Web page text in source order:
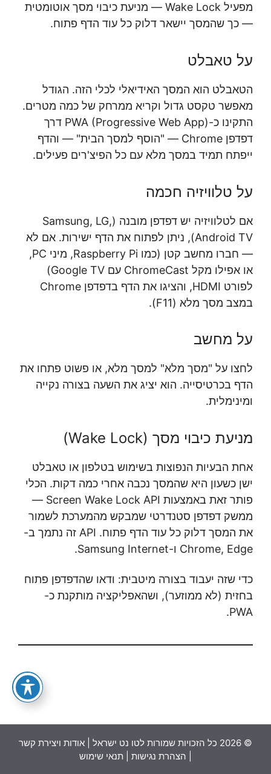
מפעיל Wake Lock — מניעת כיבוי מסך אוטומטית
— כך שהמסך יישאר דלוק כל עוד הדף פתוח.
על טאבלט
הטאבלט הוא המסך האידיאלי לכלי הזה. הגודל
מאפשר טקסט גדול וקריא ממרחק של כמה מטרים.
התקינו כ-PWA (Progressive Web App) דרך
דפדפן Chrome — "הוסף למסך הבית" — והדף
ייפתח תמיד במסך מלא עם כל הפיצ'רים פעילים.
על טלוויזיה חכמה
אם לטלוויזיה יש דפדפן מובנה (Samsung, LG,
Android TV), ניתן לפתוח את הדף ישירות. אם לא
— חברו מחשב קטן (כמו Raspberry Pi, מיני PC,
או אפילו מקל ChromeCast עם Google TV)
לפורט HDMI, והציגו את הדף בדפדפן Chrome
במצב מסך מלא (F11).
על מחשב
לחצו על "מסך מלא" למסך מלא, או פשוט פתחו את
הדף בכרטיסייה. הוא יציג את השעה בצורה נקייה
ומינימלית.
מניעת כיבוי מסך (Wake Lock)
אחת הבעיות הנפוצות בשימוש בטלפון או טאבלט
ישן כשעון היא שהמסך נכבה אחרי כמה דקות. הכלי
פותר זאת באמצעות Screen Wake Lock API —
ממשק דפדפן סטנדרטי שמבקש מהמערכת לשמור
את המסך דלוק כל עוד הדף פתוח. API זה נתמך ב-
Chrome, Edge ו-Samsung Internet.
כדי שזה יעבוד בצורה מיטבית: ודאו שהדפדפן פתוח
בחזית (לא ממוזער), ושהאפליקציה מותקנת כ-
PWA.
© 2026 כל הזכויות שמורות לטו נט ישראל |
אודות ויצירת קשר
הצהרת נגישות תנאי שימוש